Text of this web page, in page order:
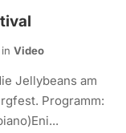
in Video
Jellybeans am
Programm: